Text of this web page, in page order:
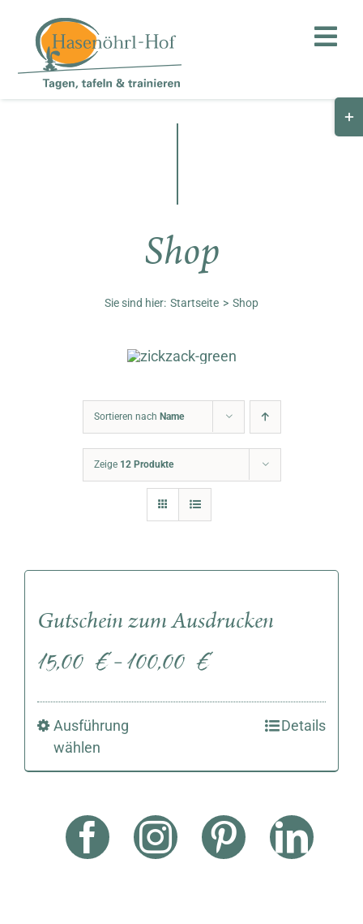
springen
Unternehmen
Shop
Sie sind hier: Startseite Shop
Sortieren nach Name
Zeige 12 Produkte
Gutschein zum Ausdrucken
15,00€ – 100,00€
Ausführung
wählen
Details